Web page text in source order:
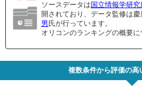
ソースデータは 国立情報学研究
開されており、データ監修は
男 氏が行っています。
オリコンのランキングの概要に
複数条件から評価の高